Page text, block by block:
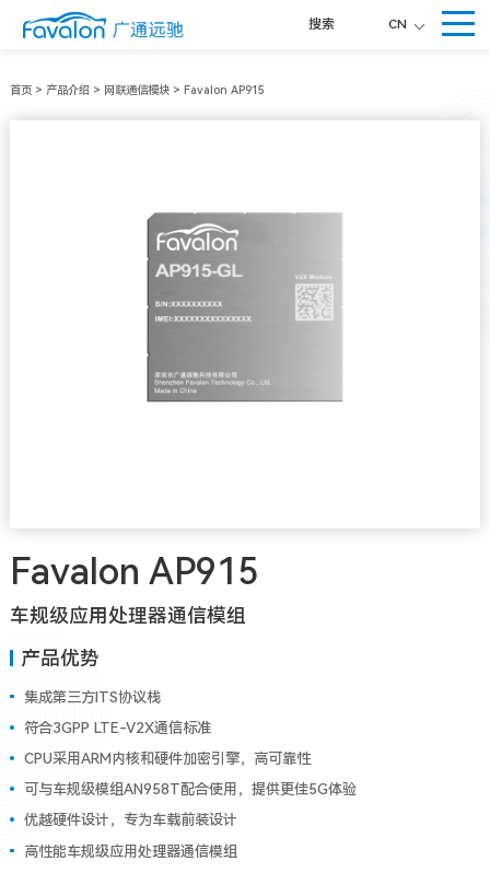
搜索 CN
首页> 产品介绍> 网联通信模块> Favalon AP915
Favalon AP915
车规级应用处理器通信模组
产品优势
集成第三方ITS协议栈
符合3GPP LTE-V2X通信标准
CPU采用ARM内核和硬件加密引擎，高可靠性
可与车规级模组AN958T配合使用，提供更佳5G体验
优越硬件设计，专为车载前装设计
高性能车规级应用处理器通信模组